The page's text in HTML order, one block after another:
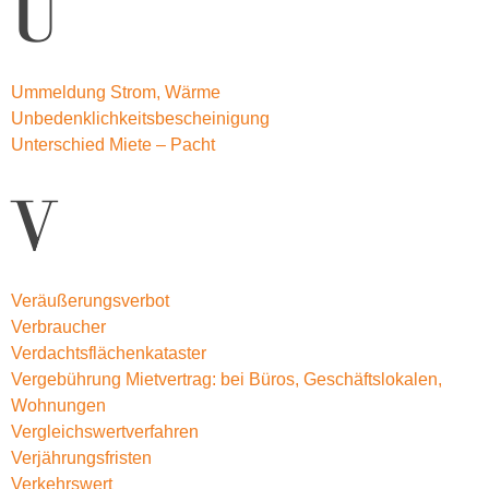
U
Ummeldung Strom, Wärme
Unbedenklichkeitsbescheinigung
Unterschied Miete – Pacht
V
Veräußerungsverbot
Verbraucher
Verdachtsflächenkataster
Vergebührung Mietvertrag: bei Büros, Geschäftslokalen,
Wohnungen
Vergleichswertverfahren
Verjährungsfristen
Verkehrswert